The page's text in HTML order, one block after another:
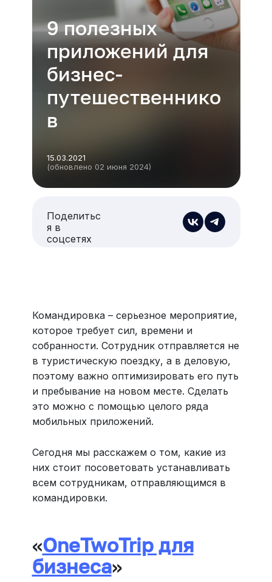
9 полезных
приложений для
бизнес-
путешественнико
в
15.03.2021
(обновлено 02 июня 2024)
Поделитьс
я в
соцсетях
Командировка – серьезное мероприятие,
которое требует сил, времени и
собранности. Сотрудник отправляется не
в туристическую поездку, а в деловую,
поэтому важно оптимизировать его путь
и пребывание на новом месте. Сделать
это можно с помощью целого ряда
мобильных приложений.
Сегодня мы расскажем о том, какие из
них стоит посоветовать устанавливать
всем сотрудникам, отправляющимся в
командировки.
«OneTwoTrip для
бизнеса»